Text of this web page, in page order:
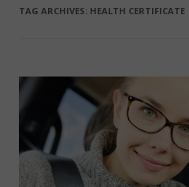
TAG ARCHIVES: HEALTH CERTIFICATE